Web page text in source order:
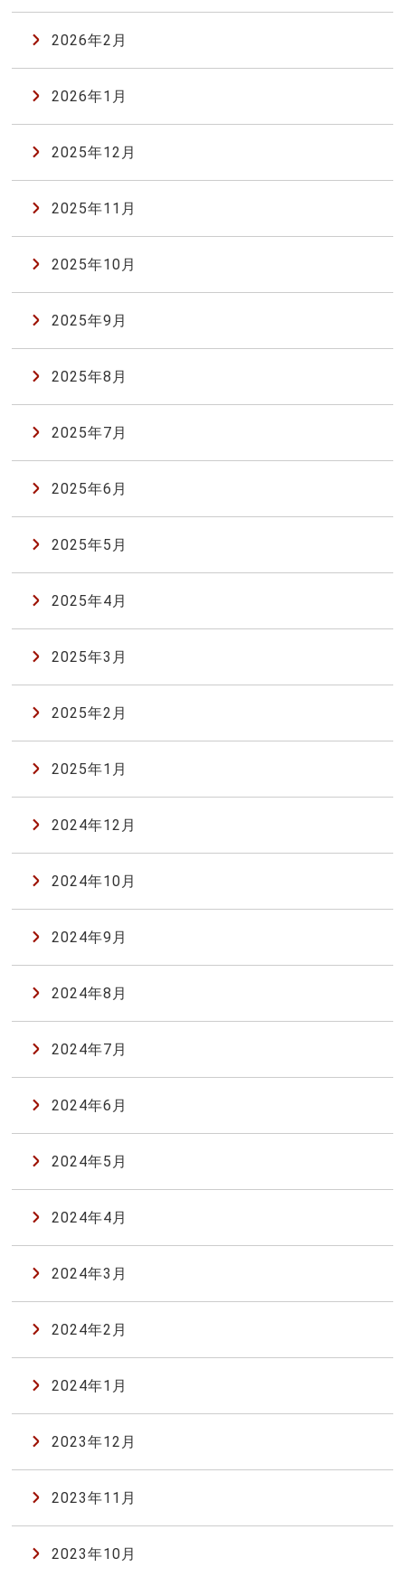
2026年2月
2026年1月
2025年12月
2025年11月
2025年10月
2025年9月
2025年8月
2025年7月
2025年6月
2025年5月
2025年4月
2025年3月
2025年2月
2025年1月
2024年12月
2024年10月
2024年9月
2024年8月
2024年7月
2024年6月
2024年5月
2024年4月
2024年3月
2024年2月
2024年1月
2023年12月
2023年11月
2023年10月